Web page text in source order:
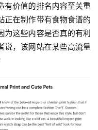
有价值的排名内容至关重
正在制作带有食物食谱的
为这些内容是否真的有利
说，该网站在某些高流量